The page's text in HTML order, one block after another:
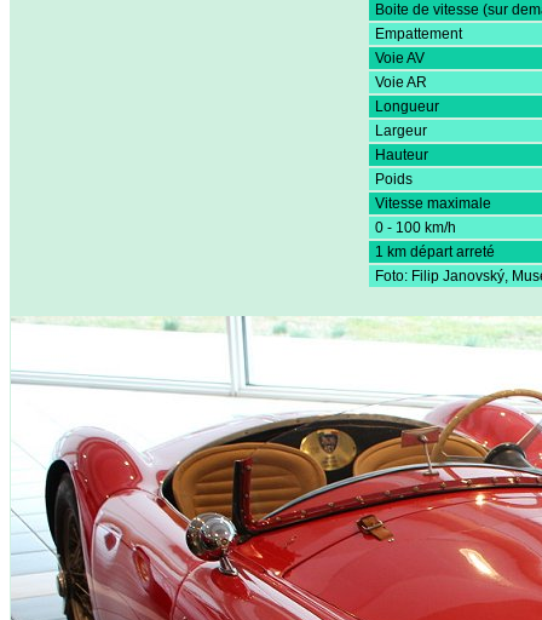
Boite de vitesse (sur
Empattement
Voie AV
Voie AR
Longueur
Largeur
Hauteur
Poids
Vitesse maximale
0 - 100 km/h
1 km départ arreté
Foto: Filip Janovský,